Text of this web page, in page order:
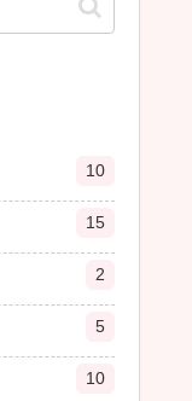
10
15
2
5
10